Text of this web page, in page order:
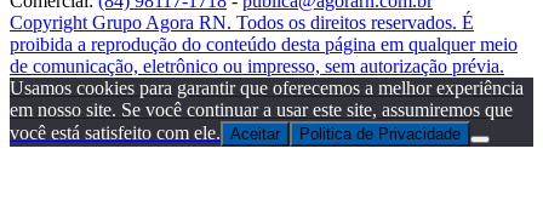
Copyright Grupo Agora RN. Todos os direitos reservados. É
proibida a reprodução do conteúdo desta página em qualquer meio
de comunicação, eletrônico ou impresso, sem autorização prévia.
Usamos cookies para garantir que oferecemos a melhor experiência
em nosso site. Se você continuar a usar este site, assumiremos que
você está satisfeito com ele. Aceitar Politica de Privacidade